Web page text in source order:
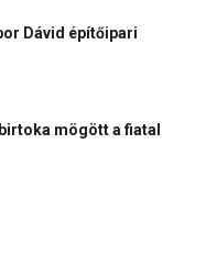
Dávid építőipari
mögött a fiatal